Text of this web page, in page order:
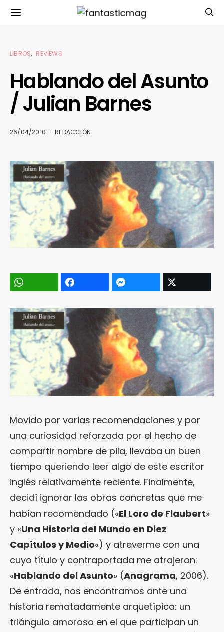
LIBROS REVIEWS
Hablando del Asunto
/ Julian Barnes
26/04/2010 REDACCIÓN
Movido por varias recomendaciones y por
una curiosidad reforzada por el hecho de
compartir nombre de pila, llevaba un buen
tiempo queriendo leer algo de este escritor
inglés relativamente reciente. Finalmente,
decidí ignorar las obras concretas que me
habían recomendado («El Loro de Flaubert»
y «Una Historia del Mundo en Diez
Capítulos y Medio«) y atreverme con una
cuyo título y contraportada me atrajeron:
«Hablando del Asunto» (Anagrama, 2006).
De entrada, nos encontramos ante una
historia rematadamente arquetípica: un
triángulo amoroso en el que participan un